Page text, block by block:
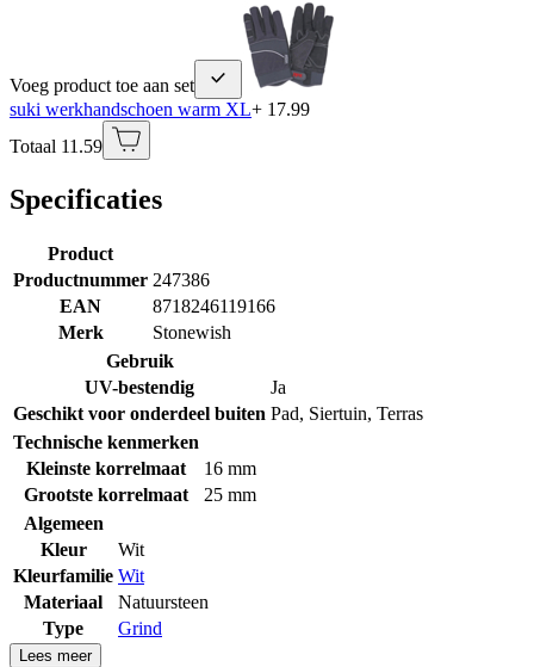
Voeg product toe aan set
suki werkhandschoen warm XL+ 17.99
Totaal 11.59
Specificaties
Product
Productnummer 247386
EAN
8718246119166
Merk
Stonewish
Gebruik
UV-bestendig
Ja
Geschikt voor onderdeel buiten Pad, Siertuin, Terras
Technische kenmerken
Kleinste korrelmaat
16 mm
Grootste korrelmaat
25 mm
Algemeen
Kleur
Wit
Kleurfamilie Wit
Materiaal
Natuursteen
Type
Grind
Lees meer